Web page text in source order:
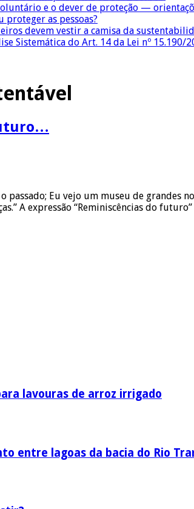
e o dever de proteção —
as pessoas?
devem vestir a camisa da
Sistemática do Art. 14 da Lei nº 15.190/
passado; Eu vejo um museu de grandes
A expressão “Reminiscências do
lavouras de arroz irrigado
entre lagoas da bacia do Rio